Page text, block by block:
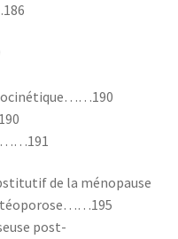
de la ménopause
post-